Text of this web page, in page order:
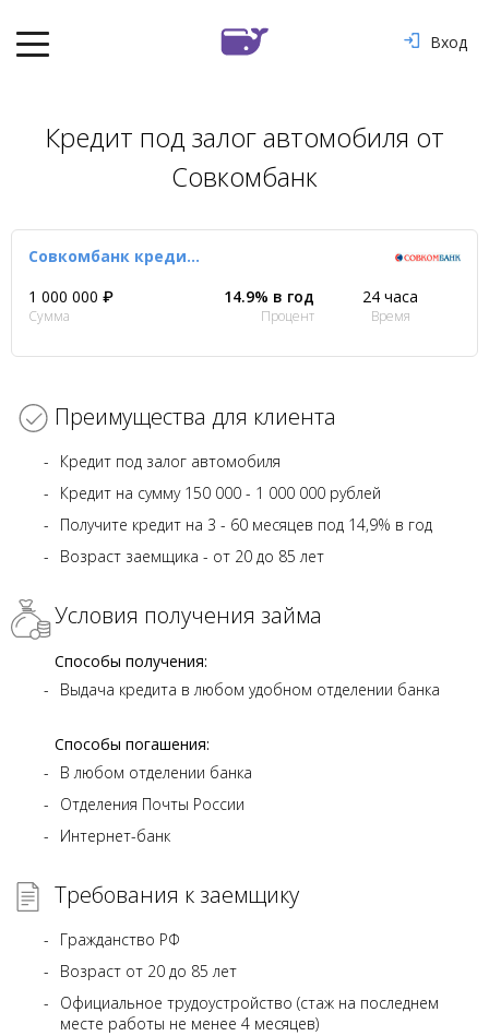
Вход
Кредит под залог автомобиля от
Совкомбанк
Совкомбанк кредит под залог авто
1 000 000 ₽
Сумма
14.9% в год
Процент
24 часа
Время
Преимущества для клиента
Кредит под залог автомобиля
Кредит на сумму 150 000 - 1 000 000 рублей
Получите кредит на 3 - 60 месяцев под 14,9% в год
Возраст заемщика - от 20 до 85 лет
Условия получения займа
Способы получения:
Выдача кредита в любом удобном отделении банка
Способы погашения:
В любом отделении банка
Отделения Почты России
Интернет-банк
Требования к заемщику
Гражданство РФ
Возраст от 20 до 85 лет
Официальное трудоустройство (стаж на последнем
месте работы не менее 4 месяцев)